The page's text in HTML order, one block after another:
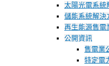
太陽光電系統
儲能系統解決
再生能源售電
公開資訊
售電業
特定電